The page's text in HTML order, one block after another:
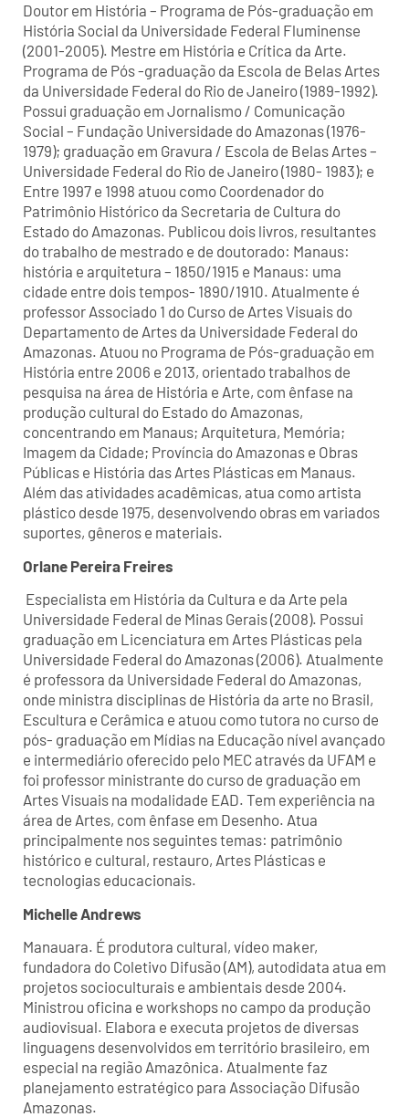
Doutor em História – Programa de Pós-graduação em
História Social da Universidade Federal Fluminense
(2001-2005). Mestre em História e Crítica da Arte.
Programa de Pós -graduação da Escola de Belas Artes
da Universidade Federal do Rio de Janeiro (1989-1992).
Possui graduação em Jornalismo / Comunicação
Social – Fundação Universidade do Amazonas (1976-
1979); graduação em Gravura / Escola de Belas Artes –
Universidade Federal do Rio de Janeiro (1980- 1983); e
Entre 1997 e 1998 atuou como Coordenador do
Patrimônio Histórico da Secretaria de Cultura do
Estado do Amazonas. Publicou dois livros, resultantes
do trabalho de mestrado e de doutorado: Manaus:
história e arquitetura – 1850/1915 e Manaus: uma
cidade entre dois tempos- 1890/1910. Atualmente é
professor Associado 1 do Curso de Artes Visuais do
Departamento de Artes da Universidade Federal do
Amazonas. Atuou no Programa de Pós-graduação em
História entre 2006 e 2013, orientado trabalhos de
pesquisa na área de História e Arte, com ênfase na
produção cultural do Estado do Amazonas,
concentrando em Manaus; Arquitetura, Memória;
Imagem da Cidade; Província do Amazonas e Obras
Públicas e História das Artes Plásticas em Manaus.
Além das atividades acadêmicas, atua como artista
plástico desde 1975, desenvolvendo obras em variados
suportes, gêneros e materiais.
Orlane Pereira Freires
Especialista em História da Cultura e da Arte pela
Universidade Federal de Minas Gerais (2008). Possui
graduação em Licenciatura em Artes Plásticas pela
Universidade Federal do Amazonas (2006). Atualmente
é professora da Universidade Federal do Amazonas,
onde ministra disciplinas de História da arte no Brasil,
Escultura e Cerâmica e atuou como tutora no curso de
pós- graduação em Mídias na Educação nível avançado
e intermediário oferecido pelo MEC através da UFAM e
foi professor ministrante do curso de graduação em
Artes Visuais na modalidade EAD. Tem experiência na
área de Artes, com ênfase em Desenho. Atua
principalmente nos seguintes temas: patrimônio
histórico e cultural, restauro, Artes Plásticas e
tecnologias educacionais.
Michelle Andrews
Manauara. É produtora cultural, vídeo maker,
fundadora do Coletivo Difusão (AM), autodidata atua em
projetos socioculturais e ambientais desde 2004.
Ministrou oficina e workshops no campo da produção
audiovisual. Elabora e executa projetos de diversas
linguagens desenvolvidos em território brasileiro, em
especial na região Amazônica. Atualmente faz
planejamento estratégico para Associação Difusão
Amazonas.